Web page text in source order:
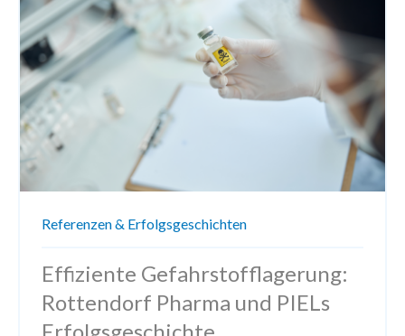
Referenzen & Erfolgsgeschichten
Effiziente Gefahrstofflagerung:
Rottendorf Pharma und PIELs